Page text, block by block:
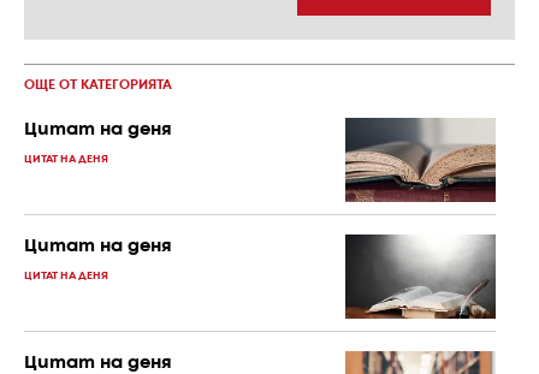
ОЩЕ ОТ КАТЕГОРИЯТА
Цитат на деня
ЦИТАТ НА ДЕНЯ
Цитат на деня
ЦИТАТ НА ДЕНЯ
Цитат на деня